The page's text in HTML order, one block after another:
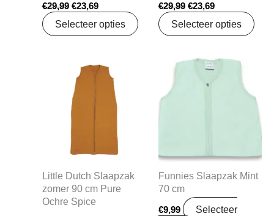
€29,99 €23,69
Selecteer opties
€29,99 €23,69
Selecteer opties
Little Dutch Slaapzak
zomer 90 cm Pure
Ochre Spice
Oorspronkelijke
prijs
was:
€47,99.
Huidige
prijs
€37,91.
Funnies Slaapzak Mint
70 cm
€9,99
Selecteer